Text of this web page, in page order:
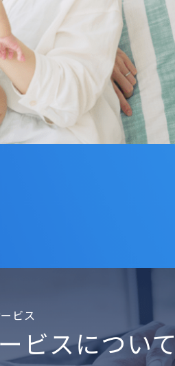
ビス
ビスについて